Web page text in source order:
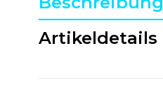
Artikeldetails